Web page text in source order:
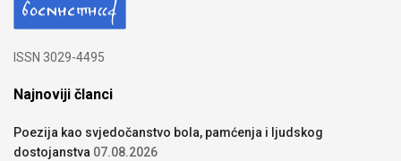
ISSN 3029-4495
Najnoviji članci
Poezija kao svjedočanstvo bola, pamćenja i ljudskog
dostojanstva 07.08.2026